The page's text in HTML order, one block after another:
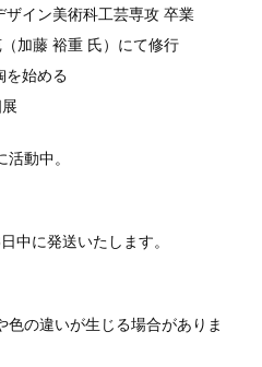
イン美術科工芸専攻 卒業
加藤 裕重 氏）にて修行
を始める
動中。
中に発送いたします。
の違いが生じる場合がありま